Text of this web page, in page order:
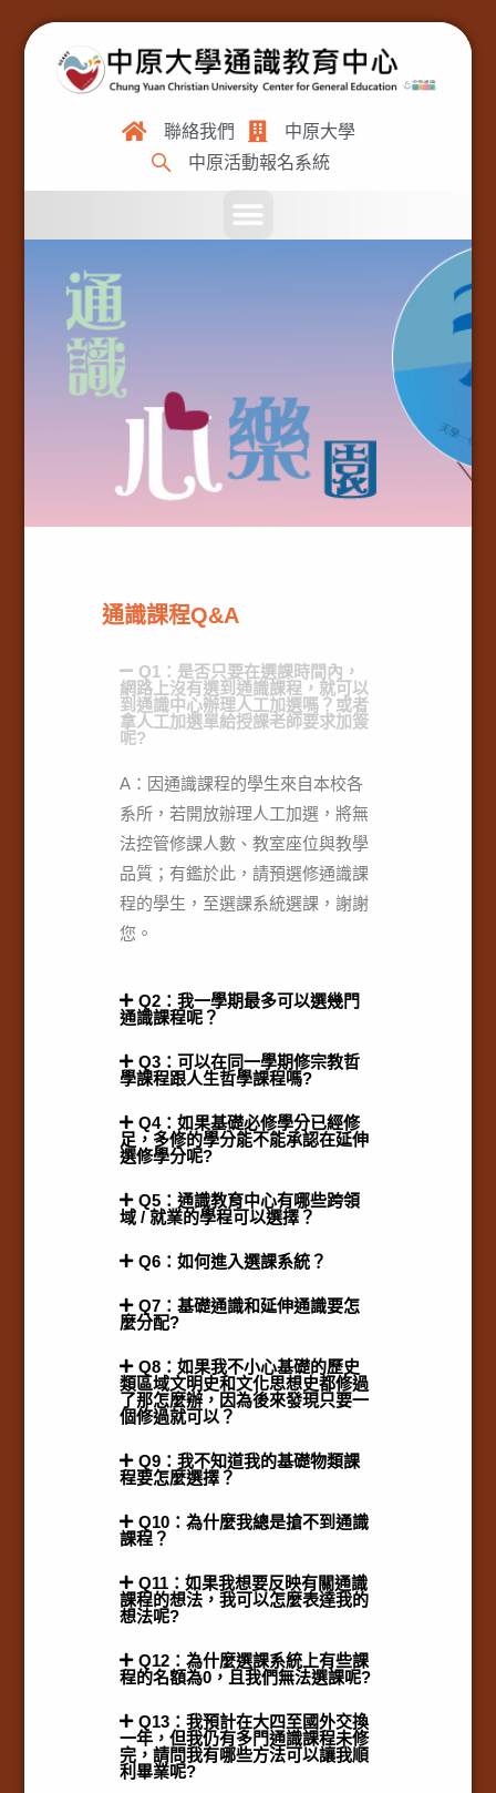
聯絡我們
中原大學
中原活動報名系統
通識課程Q&A
Q1：是否只要在選課時間內，
網路上沒有選到通識課程，就可以
到通識中心辦理人工加選嗎？或者
拿人工加選單給授課老師要求加簽
呢?
A：因通識課程的學生來自本校各
系所，若開放辦理人工加選，將無
法控管修課人數、教室座位與教學
品質；有鑑於此，請預選修通識課
程的學生，至選課系統選課，謝謝
您。
Q2：我一學期最多可以選幾門
通識課程呢？
Q3：可以在同一學期修宗教哲
學課程跟人生哲學課程嗎?
Q4：如果基礎必修學分已經修
足，多修的學分能不能承認在延伸
選修學分呢?
Q5：通識教育中心有哪些跨領
域 / 就業的學程可以選擇？
Q6：如何進入選課系統？
Q7：基礎通識和延伸通識要怎
麼分配?
Q8：如果我不小心基礎的歷史
類區域文明史和文化思想史都修過
了那怎麼辦，因為後來發現只要一
個修過就可以？
Q9：我不知道我的基礎物類課
程要怎麼選擇？
Q10：為什麼我總是搶不到通識
課程？
Q11：如果我想要反映有關通識
課程的想法，我可以怎麼表達我的
想法呢?
Q12：為什麼選課系統上有些課
程的名額為0，且我們無法選課呢?
Q13：我預計在大四至國外交換
一年，但我仍有多門通識課程未修
完，請問我有哪些方法可以讓我順
利畢業呢?